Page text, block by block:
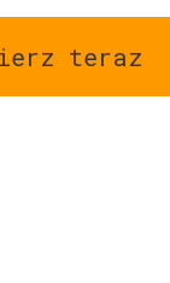
teraz